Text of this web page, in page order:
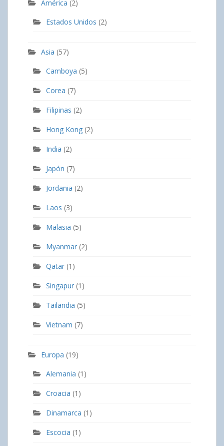
América (2)
Estados Unidos (2)
Asia (57)
Camboya (5)
Corea (7)
Filipinas (2)
Hong Kong (2)
India (2)
Japón (7)
Jordania (2)
Laos (3)
Malasia (5)
Myanmar (2)
Qatar (1)
Singapur (1)
Tailandia (5)
Vietnam (7)
Europa (19)
Alemania (1)
Croacia (1)
Dinamarca (1)
Escocia (1)